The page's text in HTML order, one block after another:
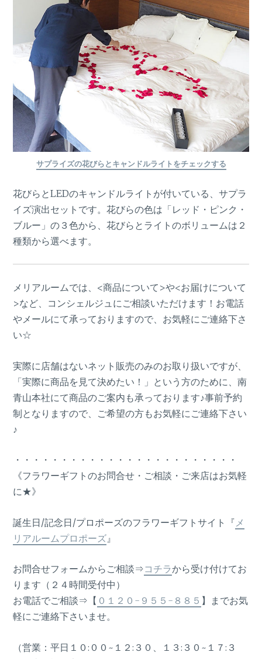
サプライズの花びらとキャンドルライトをチェックする
花びらとLEDのキャンドルライトが付いている、サプラ
イズ演出セットです。花びらの色は「レッド・ピンク・
ブルー」の３色から、花びらとライトのボリュームは２
種類から選べます。
メリアルームでは、<商品について>や<お届けについて
>など、コンシェルジュにご相談いただけます！お電話
やメールにて承っておりますので、お気軽にご連絡下さ
い☆
実際に店舗はないネット販売のみのお取り扱いですが、
「実際に商品を見て決めたい！」という方のために、南
青山本社にて商品のご案内も承っております♪事前予約
制となりますので、ご希望の方もお気軽にご連絡下さい
♪
・・・・・・・・・・・・・・・・・・・・・・・・
《フラワーギフトのお問合せ・ご相談・ご来店はお気軽
に★》
誕生日/記念日/プロポーズのフラワーギフトサイト『 メ
リアルームプロポーズ 』
お問合せフォームからご相談⇒コチラから受け付けてお
ります（２４時間受付中）
お電話でご相談⇒【 ０１２０-９５５-８８５ 】までお気
軽にご連絡下さいませ。
（営業：平日１０:００~１２:３０、１３:３０~１７:３